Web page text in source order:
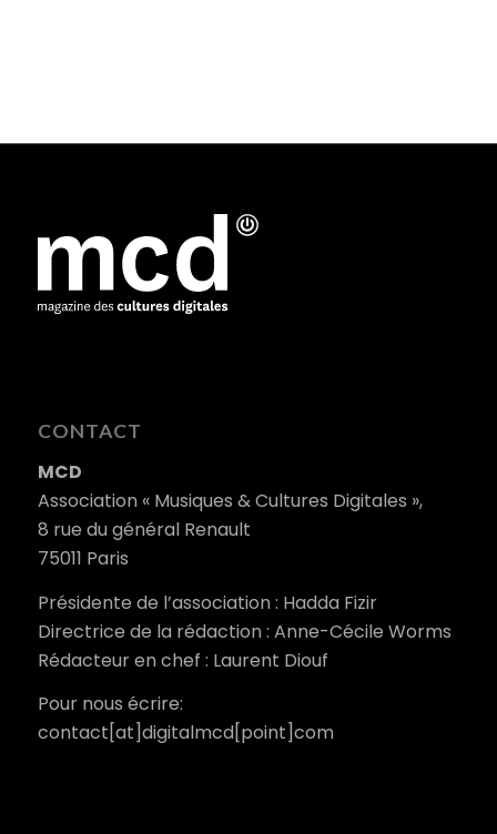
CONTACT
MCD
Association « Musiques & Cultures Digitales »,
8 rue du général Renault
75011 Paris
Présidente de l’association : Hadda Fizir
Directrice de la rédaction : Anne-Cécile Worms
Rédacteur en chef : Laurent Diouf
Pour nous écrire:
contact[at]digitalmcd[point]com